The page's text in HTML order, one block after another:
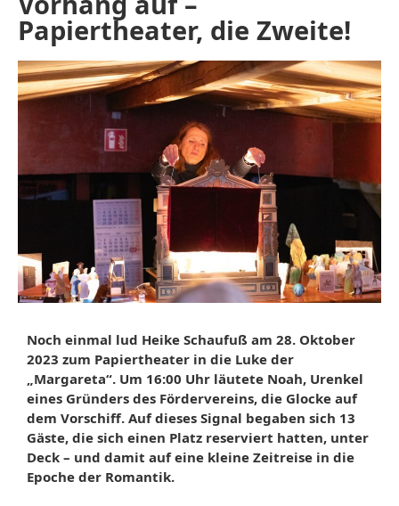
Papiertheater, die Zweite!
Noch einmal lud Heike Schaufuß am 28. Oktober
2023 zum Papiertheater in die Luke der
„Margareta“. Um 16:00 Uhr läutete Noah, Urenkel
eines Gründers des Fördervereins, die Glocke auf
dem Vorschiff. Auf dieses Signal begaben sich 13
Gäste, die sich einen Platz reserviert hatten, unter
Deck – und damit auf eine kleine Zeitreise in die
Epoche der Romantik.